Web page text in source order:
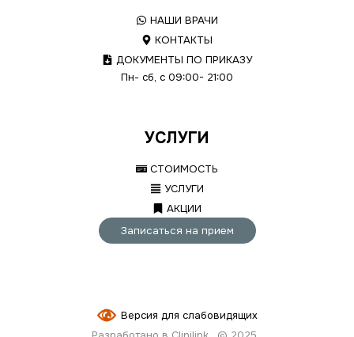
НАШИ ВРАЧИ
КОНТАКТЫ
ДОКУМЕНТЫ ПО ПРИКАЗУ
Пн- сб, с 09:00- 21:00
УСЛУГИ
СТОИМОСТЬ
УСЛУГИ
АКЦИИ
Записаться на прием
Версия для слабовидящих